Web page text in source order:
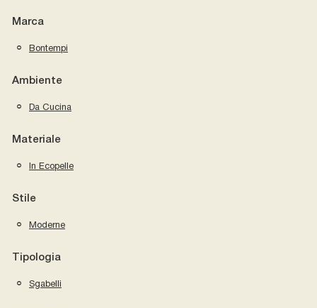
Marca
Bontempi
Ambiente
Da Cucina
Materiale
In Ecopelle
Stile
Moderne
Tipologia
Sgabelli